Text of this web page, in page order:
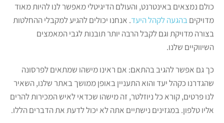
כולם נמצאים באינטרנט, והעולם הדיגיטלי מאפשר לנו להיות מאוד
מדויקיםבהגעה לקהל היעד. אנחנו יכולים להגיע למקבלי ההחלטות
בצורה מדויקת וגם לקבל הרבה יותר תובנות לגבי המאמצים
השיווקיים שלנו.
כך גם אפשר להגיב בהתאם: אם ראינו מישהו שמתאים לפרסונה
שהגדרנו כקהל יעד והוא התעניין באופן ממושך באתר שלנו, השאיר
לנו פרטים, קורא כל ניוזלטר, זה מישהו שכדאי לאיש המכירות להרים
אליו טלפון. במגזינים נישתיים אתה לא יכול לדעת את הדברים הללו.